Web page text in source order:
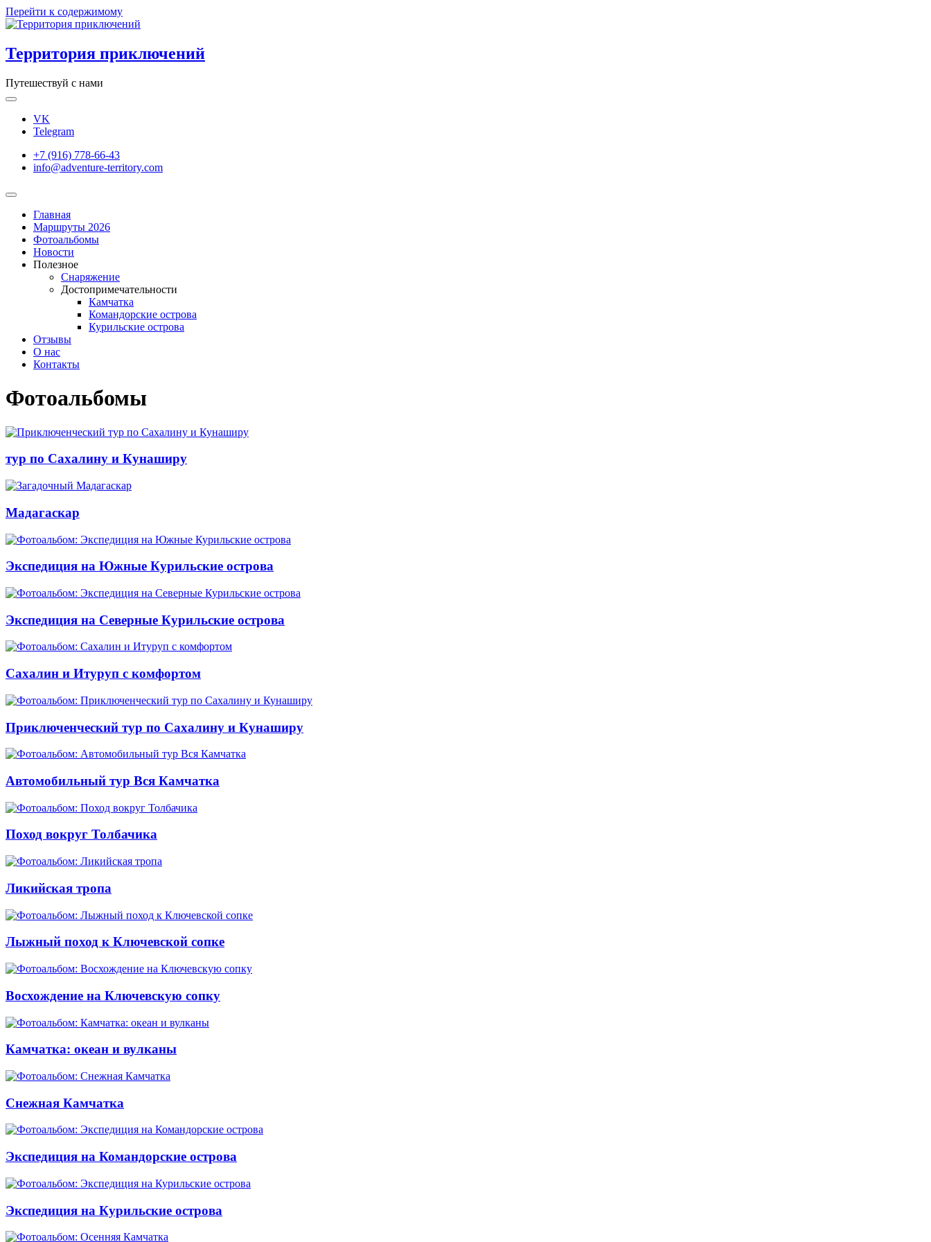
Перейти к содержимому
Территория приключений
Путешествуй с нами
VK
Telegram
+7 (916) 778-66-43
info@adventure-territory.com
Главная
Маршруты 2026
Фотоальбомы
Новости
Полезное
Снаряжение
Достопримечательности
Камчатка
Командорские острова
Курильские острова
Отзывы
О нас
Контакты
Фотоальбомы
тур по Сахалину и Кунаширу
Мадагаскар
Экспедиция на Южные Курильские острова
Экспедиция на Северные Курильские острова
Сахалин и Итуруп с комфортом
Приключенческий тур по Сахалину и Кунаширу
Автомобильный тур Вся Камчатка
Поход вокруг Толбачика
Ликийская тропа
Лыжный поход к Ключевской сопке
Восхождение на Ключевскую сопку
Камчатка: океан и вулканы
Снежная Камчатка
Экспедиция на Командорские острова
Экспедиция на Курильские острова